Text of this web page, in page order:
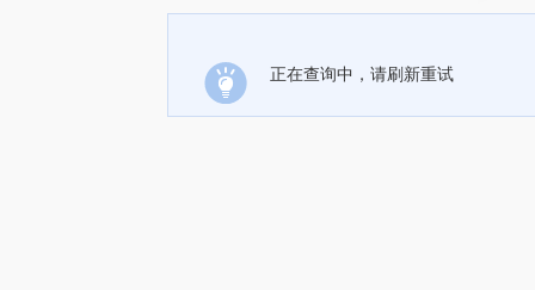
正在查询中，请刷新重试